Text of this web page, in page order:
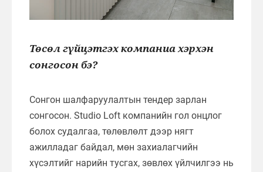
Төсөл гүйцэтгэх компаниа хэрхэн
сонгосон бэ?
Сонгон шалфаруулалтын тендер зарлан
сонгосон. Studio Loft компанийн гол онцлог
болох судалгаа, төлөвлөлт дээр нягт
ажилладаг байдал, мөн захиалагчийн
хүсэлтийг нарийн тусгах, зөвлөх үйлчилгээ нь